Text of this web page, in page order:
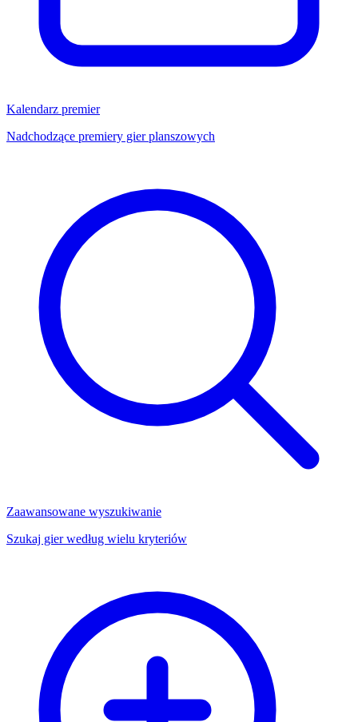
Kalendarz premier
Nadchodzące premiery gier planszowych
Zaawansowane wyszukiwanie
Szukaj gier według wielu kryteriów